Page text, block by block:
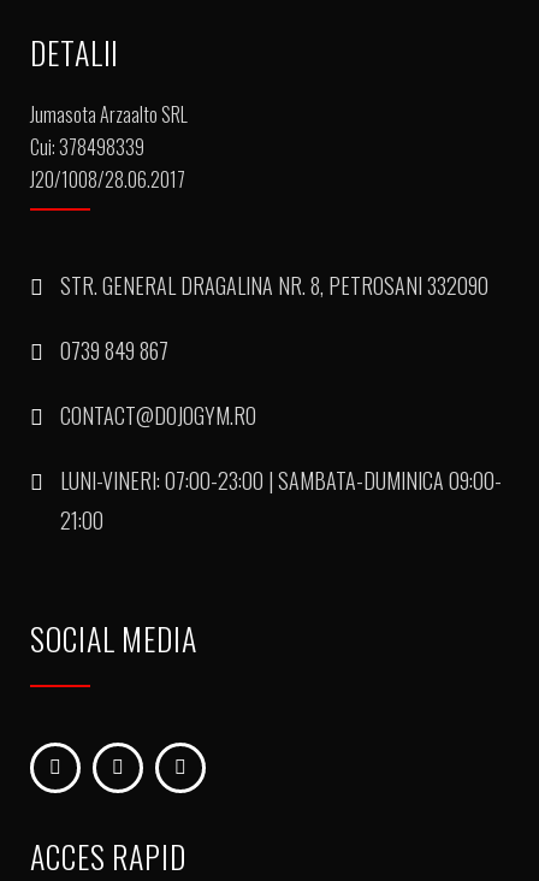
DETALII
Jumasota Arzaalto SRL
Cui: 378498339
J20/1008/28.06.2017
STR. GENERAL DRAGALINA NR. 8, PETROSANI 332090
0739 849 867
CONTACT@DOJOGYM.RO
LUNI-VINERI: 07:00-23:00 | SAMBATA-DUMINICA 09:00-
21:00
SOCIAL MEDIA
ACCES RAPID